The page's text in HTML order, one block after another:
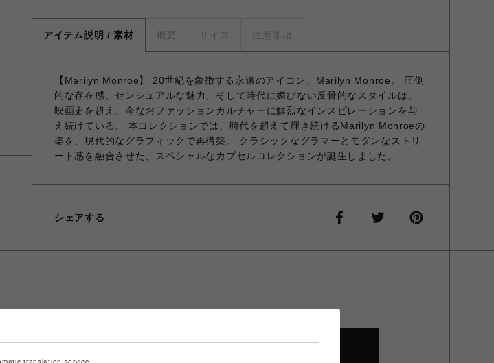
アイテム説明 / 素材 概要 サイズ 注意事項
【Marilyn Monroe】 20世紀を象徴する永遠のアイコン、Marilyn Monroe。 圧倒
的な存在感、センシュアルな魅力、そして時代に媚びない反骨的なスタイルは、
映画史を超え、今なおファッションカルチャーに鮮烈なインスピレーションを与
え続けている。 本コレクションでは、時代を超えて輝き続けるMarilyn Monroeの
姿を、現代的なグラフィックで再構築。 クラシックなグラマーとモダンなストリ
ート感を融合させた、スペシャルなカプセルコレクションが誕生しました。
シェアする
く表記はこちら
SHOP TOP